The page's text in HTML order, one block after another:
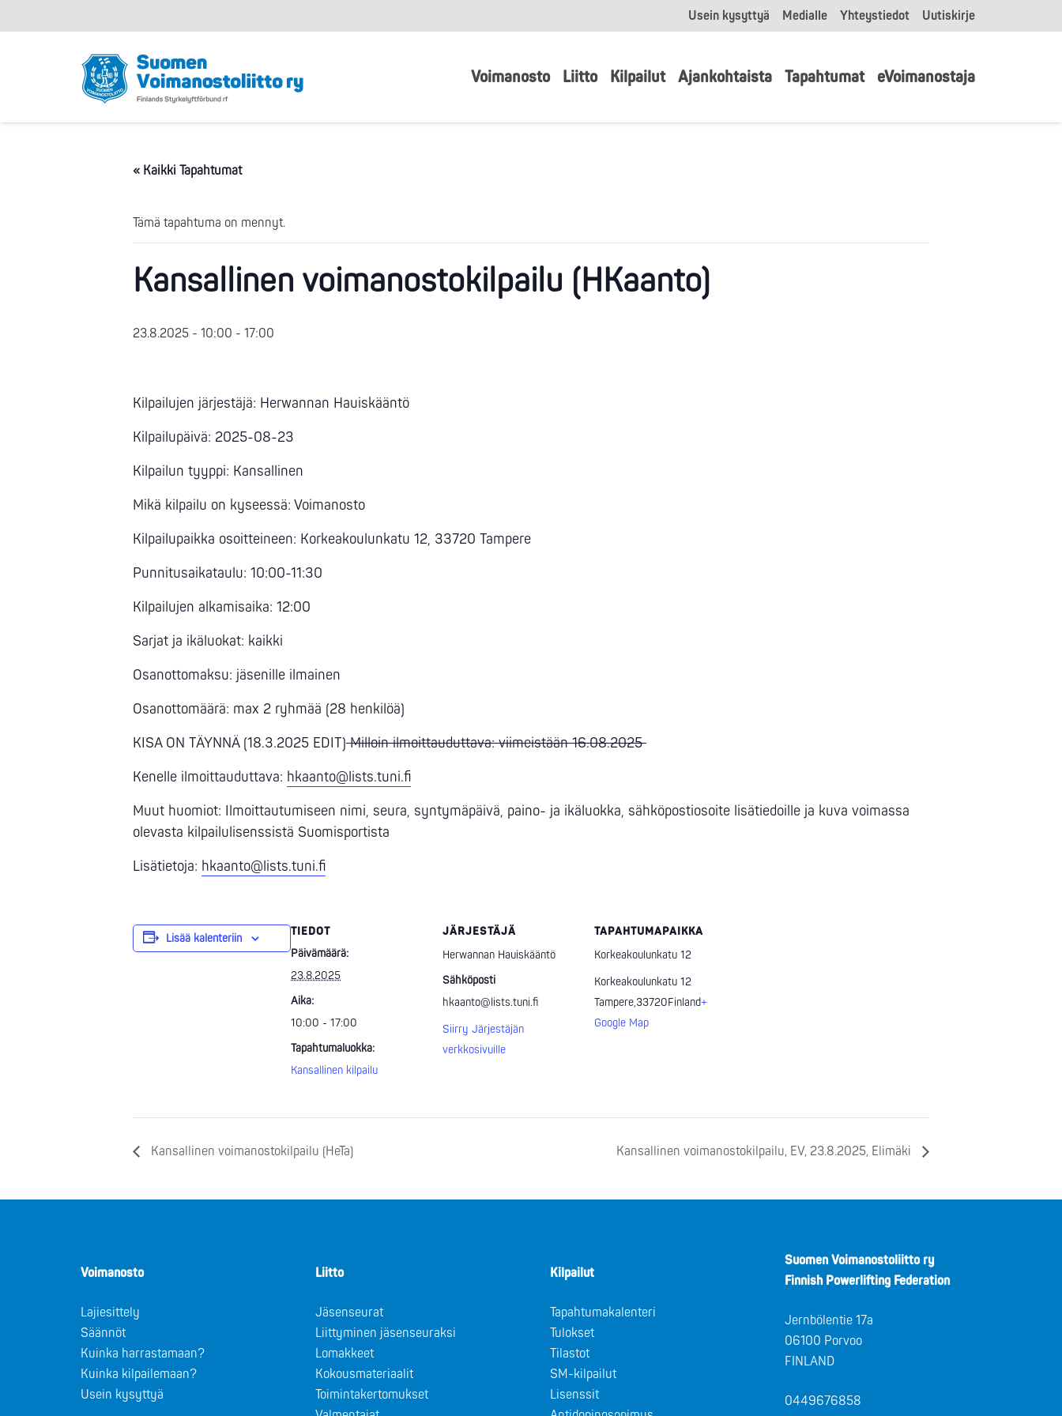
Usein kysyttyä Medialle Yhteystiedot Uutiskirje
Voimanosto Liitto Kilpailut Ajankohtaista Tapahtumat eVoimanostaja
« Kaikki Tapahtumat
Tämä tapahtuma on mennyt.
Kansallinen voimanostokilpailu (HKaanto)
23.8.2025 - 10:00 - 17:00
Kilpailujen järjestäjä: Herwannan Hauiskääntö
Kilpailupäivä: 2025-08-23
Kilpailun tyyppi: Kansallinen
Mikä kilpailu on kyseessä: Voimanosto
Kilpailupaikka osoitteineen: Korkeakoulunkatu 12, 33720 Tampere
Punnitusaikataulu: 10:00-11:30
Kilpailujen alkamisaika: 12:00
Sarjat ja ikäluokat: kaikki
Osanottomaksu: jäsenille ilmainen
Osanottomäärä: max 2 ryhmää (28 henkilöä)
KISA ON TÄYNNÄ (18.3.2025 EDIT)Milloin ilmoittauduttava: viimeistään 16.08.2025
Kenelle ilmoittauduttava: hkaanto@lists.tuni.fi
Muut huomiot: Ilmoittautumiseen nimi, seura, syntymäpäivä, paino- ja ikäluokka, sähköpostiosoite lisätiedoille ja kuva voimassa
olevasta kilpailulisenssistä Suomisportista
Lisätietoja: hkaanto@lists.tuni.fi
Lisää kalenteriin
TIEDOT
Päivämäärä:
23.8.2025
Aika:
10:00 - 17:00
Tapahtumaluokka:
Kansallinen kilpailu
JÄRJESTÄJÄ
Herwannan Hauiskääntö
Sähköposti
hkaanto@lists.tuni.fi
Siirry Järjestäjän
verkkosivuille
TAPAHTUMAPAIKKA
Korkeakoulunkatu 12
Korkeakoulunkatu 12
Tampere,33720Finland+
Google Map
Kansallinen voimanostokilpailu (HeTa) Kansallinen voimanostokilpailu, EV, 23.8.2025, Elimäki
Voimanosto
Lajiesittely
Säännöt
Kuinka harrastamaan?
Kuinka kilpailemaan?
Usein kysyttyä
Liitto
Jäsenseurat
Liittyminen jäsenseuraksi
Lomakkeet
Kokousmateriaalit
Toimintakertomukset
Kilpailut
Tapahtumakalenteri
Tulokset
Tilastot
SM-kilpailut
Lisenssit
Suomen Voimanostoliitto ry
Finnish Powerlifting Federation
Jernbölentie 17a
06100 Porvoo
FINLAND
0449676858